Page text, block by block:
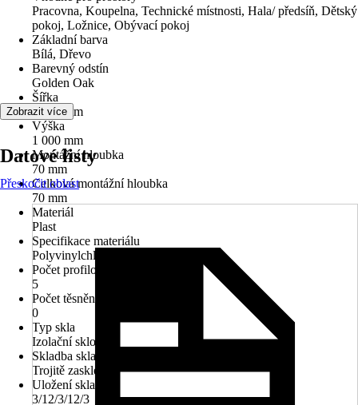
Pracovna, Koupelna, Technické místnosti, Hala/ předsíň, Dětský
pokoj, Ložnice, Obývací pokoj
Základní barva
Bílá, Dřevo
Barevný odstín
Golden Oak
Šířka
1 700 mm
Výška
1 000 mm
Montážní hloubka
70 mm
Celková montážní hloubka
70 mm
Materiál
Plast
Specifikace materiálu
Polyvinylchlorid (PVC)
Počet profilových komor
5
Počet těsnění
0
Typ skla
Izolační sklo
Skladba skla
Trojitě zasklené
Uložení skla
3/12/3/12/3
Zobrazit více
Datové listy
Přeskočit oblast